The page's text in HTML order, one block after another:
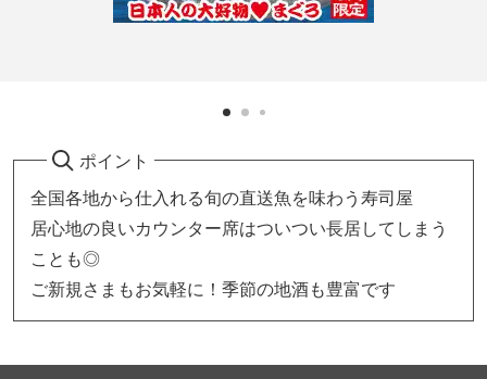
ポイント
全国各地から仕入れる旬の直送魚を味わう寿司屋
居心地の良いカウンター席はついつい長居してしまう
ことも◎
ご新規さまもお気軽に！季節の地酒も豊富です